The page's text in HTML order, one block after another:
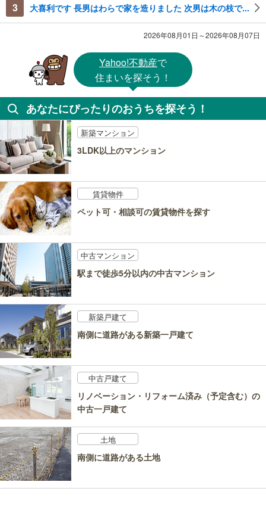
3 大喜利です 長男はわらで家を造りました 次男は木の枝で...
2026年08月01日～2026年08月07日
Yahoo!不動産で
住まいを探そう！
あなたにぴったりのおうちを探そう！
新築マンション
3LDK以上のマンション
賃貸物件
ペット可・相談可の賃貸物件を探す
中古マンション
駅まで徒歩5分以内の中古マンション
新築戸建て
南側に道路がある新築一戸建て
中古戸建て
リノベーション・リフォーム済み（予定含む）の
中古一戸建て
土地
南側に道路がある土地